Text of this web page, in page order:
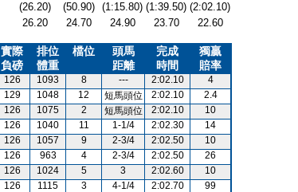
(26.20) (50.90) (1:15.80) (1:39.50) (2:02.10)
26.20 24.70 24.90 23.70 22.60
實際
負磅
排位
體重
檔位
頭馬
距離
完成
時間
獨贏
賠率
126 1093 8 --- 2:02.10
4
129 1048 12 短馬頭位 2:02.10
2.4
126 1075 2 短馬頭位 2:02.10
10
126 1040 11 1-1/4 2:02.30
14
126 1057 9 2-3/4 2:02.50
10
126 963 4 2-3/4 2:02.50
26
126 1024 5 3 2:02.60
10
126 1115 3 4-1/4 2:02.70
99